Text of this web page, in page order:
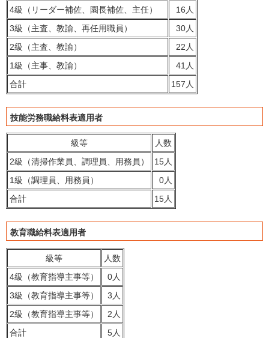
4級（リーダー補佐、園長補佐、主任）
16人
3級（主査、教諭、再任用職員）
30人
2級（主査、教諭）
22人
1級（主事、教諭）
41人
合計
157人
技能労務職給料表適用者
級等
人数
2級（清掃作業員、調理員、用務員）
15人
1級（調理員、用務員）
0人
合計
15人
教育職給料表適用者
級等
人数
4級（教育指導主事等）
0人
3級（教育指導主事等）
3人
2級（教育指導主事等）
2人
合計
5人